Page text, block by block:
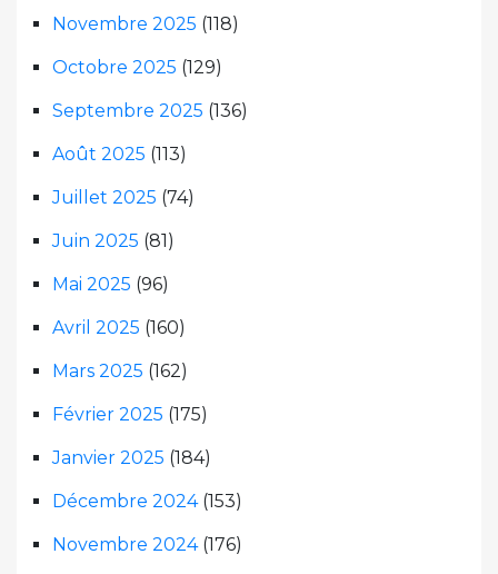
Novembre 2025 (118)
Octobre 2025 (129)
Septembre 2025 (136)
Août 2025 (113)
Juillet 2025 (74)
Juin 2025 (81)
Mai 2025 (96)
Avril 2025 (160)
Mars 2025 (162)
Février 2025 (175)
Janvier 2025 (184)
Décembre 2024(153)
Novembre 2024(176)